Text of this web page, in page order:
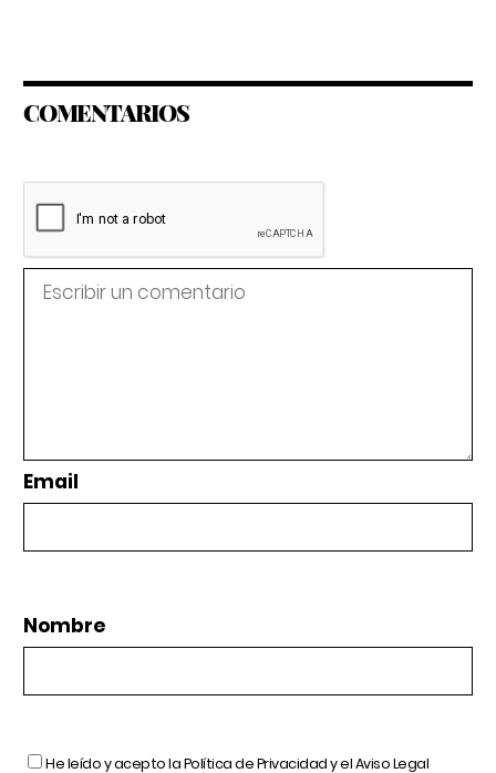
COMENTARIOS
Email
Nombre
He leído y acepto laPolítica de Privacidady elAviso Legal